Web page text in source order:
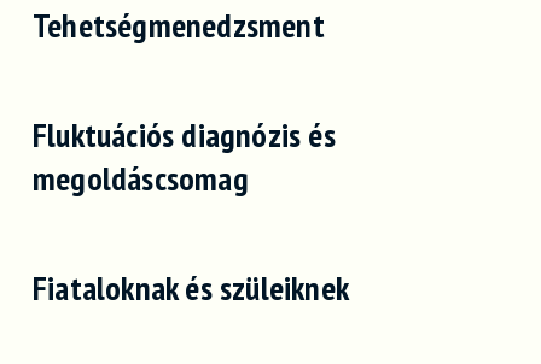
Tehetségmenedzsment
Fluktuációs diagnózis és
megoldáscsomag
Fiataloknak és szüleiknek